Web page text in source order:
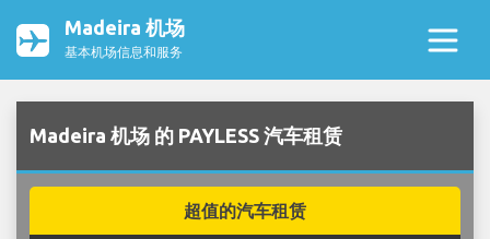
Madeira 机场
基本机场信息和服务
Madeira 机场 的 PAYLESS 汽车租赁
超值的汽车租赁